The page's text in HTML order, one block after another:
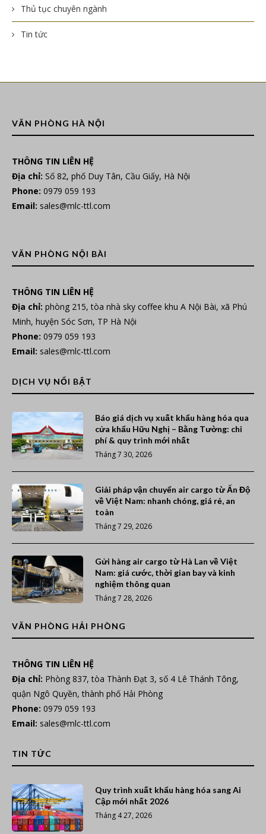
Thủ tục chuyên ngành
Tin tức
VĂN PHÒNG HÀ NỘI
THÔNG TIN LIÊN HỆ
Địa chỉ: Số 82, phố Duy Tân, Cầu Giấy, Hà Nội
Phone: 0979 059 193
Email: sales@mlc-ttl.com
VĂN PHÒNG NỘI BÀI
THÔNG TIN LIÊN HỆ
Địa chỉ: phòng 215, tòa nhà sky coffee khu A Nội Bài, xã Phú
Minh, huyện Sóc Sơn, TP Hà Nội
Phone: 0979 059 193
Email: sales@mlc-ttl.com
DỊCH VỤ NỔI BẬT
Báo giá dịch vụ xuất khẩu hàng hóa qua
cửa khẩu Hữu Nghị – Bằng Tường: chi
phí & quy trình mới nhất
Tháng 7 30, 2026
Giải pháp vận chuyển air cargo từ Ấn Độ
về Việt Nam: nhanh chóng, giá rẻ, an
toàn
Tháng 7 29, 2026
Gửi hàng air cargo từ Hà Lan về Việt
Nam: giá cước, thời gian bay và kinh
nghiệm thông quan
Tháng 7 28, 2026
VĂN PHÒNG HẢI PHÒNG
THÔNG TIN LIÊN HỆ
Địa chỉ: Phòng 837, tòa Thành Đạt 3, số 4 Lê Thánh Tông,
quận Ngô Quyền, thành phố Hải Phòng
Phone: 0979 059 193
Email: sales@mlc-ttl.com
TIN TỨC
Quy trình xuất khẩu hàng hóa sang Ai
Cập mới nhất 2026
Tháng 4 27, 2026